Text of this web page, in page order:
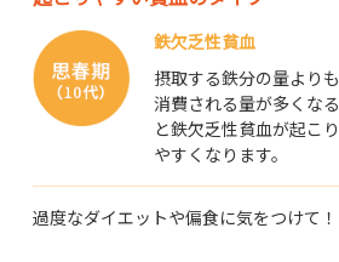
鉄欠乏性貧血
摂取する鉄分の量よりも
消費される量が多くなる
と鉄欠乏性貧血が起こり
やすくなります。
過度なダイエットや偏食に気をつけて！